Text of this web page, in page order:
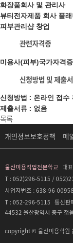
화장품회사 및 관리사
뷰티전자제품 회사 플래
피부관리샵 창업
관련자격증
미용사(피부)국가자격증
신청방법 및 제출
신청방법 : 온라인 접수
제출서류 : 없음
목록
개인정보보호정책 메
울산미용직업전문학교 대
T : 052)296-5115 /
사업자번호 :638-96-00958
T :052-296-5115 통신판
44532 울산광역시 중구 젊
copyright © 울산미용학원